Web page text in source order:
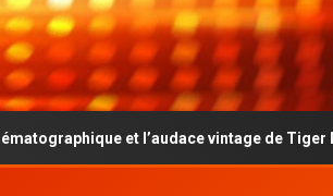
l’audace vintage de Tiger La Flor